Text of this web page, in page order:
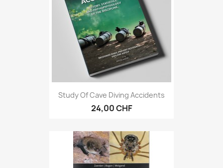
Study Of Cave Diving Accidents
24,00 CHF